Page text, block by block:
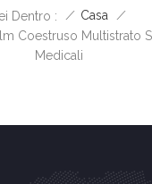
Dentro : / Casa
/
Coestruso Multistrato
Medicali